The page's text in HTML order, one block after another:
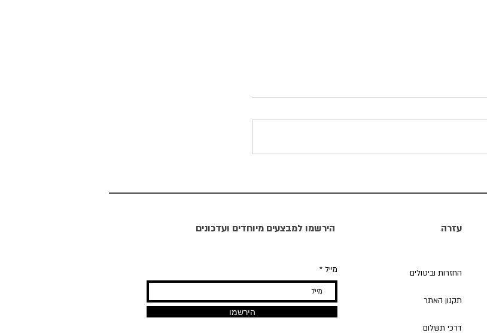
עושים סדר חימרים ונהנים
הירשמו למבצעים מיוחדים ועדכונים
מייל
הירשמו
עזרה
החזרות וביטולים
תקנון האתר
דרכי תשלום